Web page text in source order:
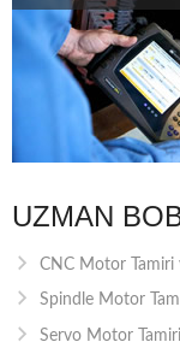
UZMAN
CNC Motor Tamiri
Spindle Motor
Servo Motor Tamiri